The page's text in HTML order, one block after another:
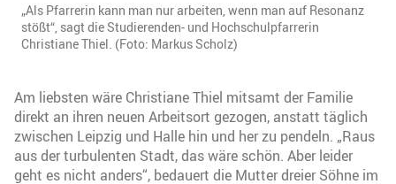
„Als Pfarrerin kann man nur arbeiten, wenn man auf Resonanz
stößt“, sagt die Studierenden- und Hochschulpfarrerin
Christiane Thiel. (Foto: Markus Scholz)
Am liebsten wäre Christiane Thiel mitsamt der Familie
direkt an ihren neuen Arbeitsort gezogen, anstatt täglich
zwischen Leipzig und Halle hin und her zu pendeln. „Raus
aus der turbulenten Stadt, das wäre schön. Aber leider
geht es nicht anders“, bedauert die Mutter dreier Söhne im